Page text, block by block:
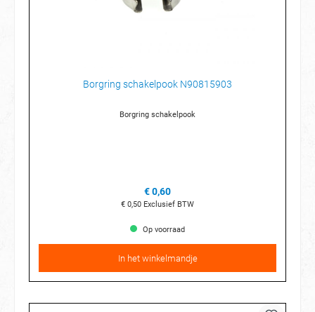
Borgring schakelpook N90815903
Borgring schakelpook
€ 0,60
€ 0,50 Exclusief BTW
Op voorraad
In het winkelmandje